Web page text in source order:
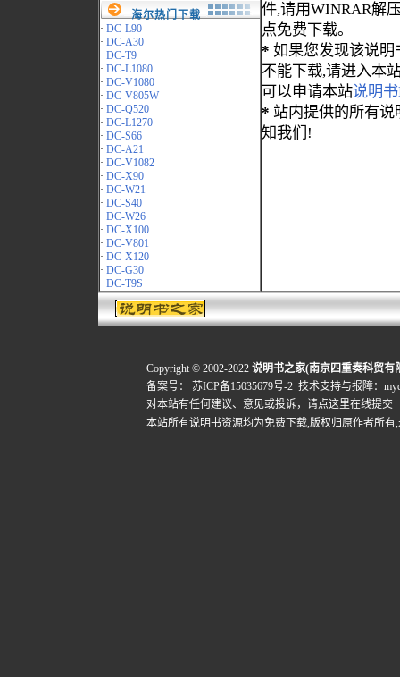
海尔热门下载
· DC-L90
· DC-A30
· DC-T9
· DC-L1080
· DC-V1080
· DC-V805W
· DC-Q520
· DC-L1270
· DC-S66
· DC-A21
· DC-V1082
· DC-X90
· DC-W21
· DC-S40
· DC-W26
· DC-X100
· DC-V801
· DC-X120
· DC-G30
· DC-T9S
件,请用WINRAR解
点免费下载。
* 如果您发现该说明
不能下载,请进入本
可以申请本站说明
* 站内提供的所有
知我们!
Copyright © 2002-2022 说明书之家(南京四重奏科贸有
备案号：
苏ICP备15035679号-2 技术支持与报障：
对本站有任何建议、意见或投诉， 请点这里在线提交
本站所有说明书资源均为免费下载,版权归原作者所